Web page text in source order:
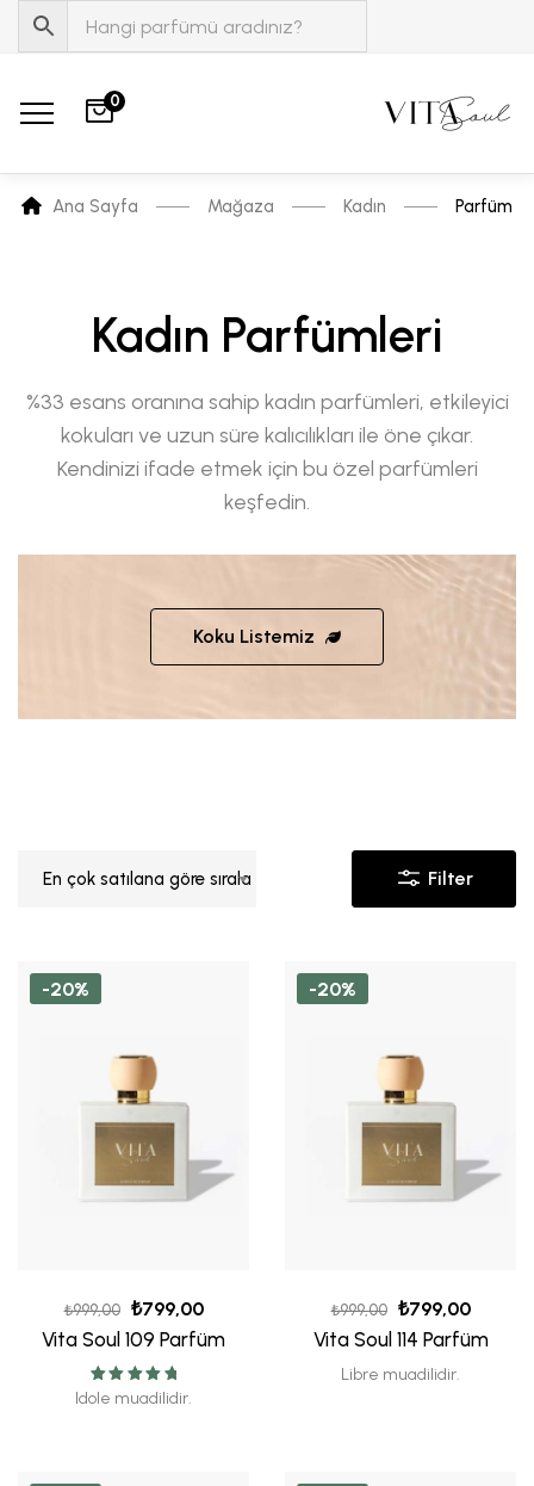
0
Ana Sayfa Mağaza Kadın Parfüm
Kadın Parfümleri
%33 esans oranına sahip kadın parfümleri, etkileyici
kokuları ve uzun süre kalıcılıkları ile öne çıkar.
Kendinizi ifade etmek için bu özel parfümleri
keşfedin.
Koku Listemiz
En çok satılana göre sırala Filter
-20%
₺999,00 ₺799,00
Vita Soul 109 Parfüm
5 üzerinden
5.00 oy aldı
Idole muadilidir.
-20%
₺999,00 ₺799,00
Vita Soul 114 Parfüm
Libre muadilidir.